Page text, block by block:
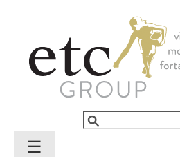
Formulario de búsqueda
Buscar
☰